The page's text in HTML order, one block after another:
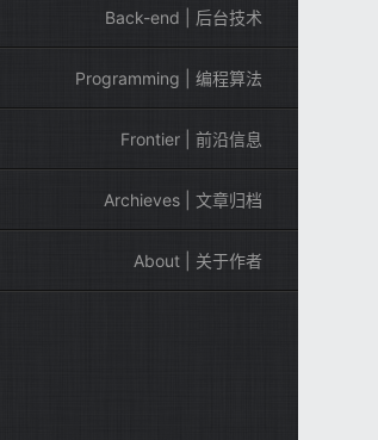
Back-end | 后台技术
Programming | 编程算法
Frontier | 前沿信息
Archieves | 文章归档
About | 关于作者